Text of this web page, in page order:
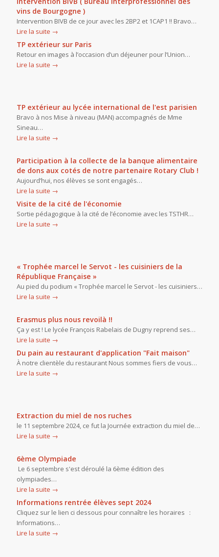
vins de Bourgogne )
Intervention BIVB de ce jour avec les 2BP2 et 1CAP1 !! Bravo…
Lire la suite →
TP extérieur sur Paris
Retour en images à l’occasion d’un déjeuner pour l’Union…
Lire la suite →
TP extérieur au lycée international de l'est parisien
Bravo à nos Mise à niveau (MAN) accompagnés de Mme
Sineau…
Lire la suite →
Participation à la collecte de la banque alimentaire
de dons aux cotés de notre partenaire Rotary Club !
Aujourd’hui, nos élèves se sont engagés…
Lire la suite →
Visite de la cité de l'économie
Sortie pédagogique à la cité de l’économie avec les TSTHR…
Lire la suite →
« Trophée marcel le Servot - les cuisiniers de la
République Française »
Au pied du podium « Trophée marcel le Servot - les cuisiniers…
Lire la suite →
Erasmus plus nous revoilà !!
Ça y est ! Le lycée François Rabelais de Dugny reprend ses…
Lire la suite →
Du pain au restaurant d'application "Fait maison"
À notre clientèle du restaurant Nous sommes fiers de vous…
Lire la suite →
Extraction du miel de nos ruches
le 11 septembre 2024, ce fut la Journée extraction du miel de…
Lire la suite →
6ème Olympiade
Le 6 septembre s'est déroulé la 6ème édition des
olympiades…
Lire la suite →
Informations rentrée élèves sept 2024
Cliquez sur le lien ci dessous pour connaître les horaires :
Informations…
Lire la suite →